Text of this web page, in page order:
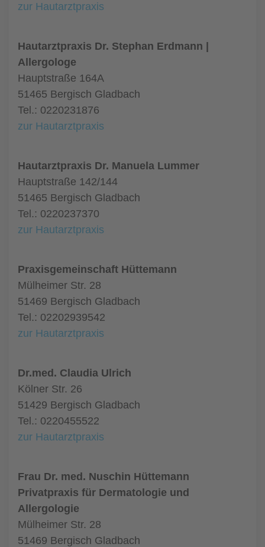
zur Hautarztpraxis
Hautarztpraxis Dr. Stephan Erdmann |
Allergologe
Hauptstraße 164A
51465 Bergisch Gladbach
Tel.: 0220231876
zur Hautarztpraxis
Hautarztpraxis Dr. Manuela Lummer
Hauptstraße 142/144
51465 Bergisch Gladbach
Tel.: 0220237370
zur Hautarztpraxis
Praxisgemeinschaft Hüttemann
Mülheimer Str. 28
51469 Bergisch Gladbach
Tel.: 02202939542
zur Hautarztpraxis
Dr.med. Claudia Ulrich
Kölner Str. 26
51429 Bergisch Gladbach
Tel.: 0220455522
zur Hautarztpraxis
Frau Dr. med. Nuschin Hüttemann
Privatpraxis für Dermatologie und
Allergologie
Mülheimer Str. 28
51469 Bergisch Gladbach